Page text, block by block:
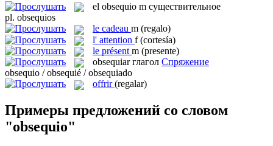
el obsequio m существительное
pl. obsequios
le cadeau m (regalo)
l' attention f (cortesía)
le présent m (presente)
obsequiar глагол Спряжение
obsequio / obsequié / obsequiado
offrir (regalar)
Примеры предложений со словом
"obsequio"